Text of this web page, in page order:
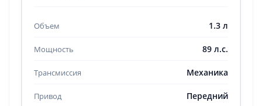
1.3 л
89 л.с.
Механика
Передний